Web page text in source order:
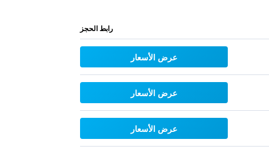
رابط الحجز
عرض الأسعار
عرض الأسعار
عرض الأسعار